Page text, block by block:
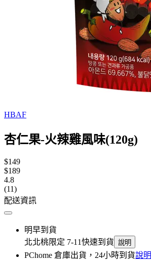
HBAF
杏仁果-火辣雞風味(120g)
$149
$189
4.8
(11)
配送資訊
明早到貨
北北桃限定 7-11快速到貨 說明
PChome 倉庫出貨，24小時到貨說明